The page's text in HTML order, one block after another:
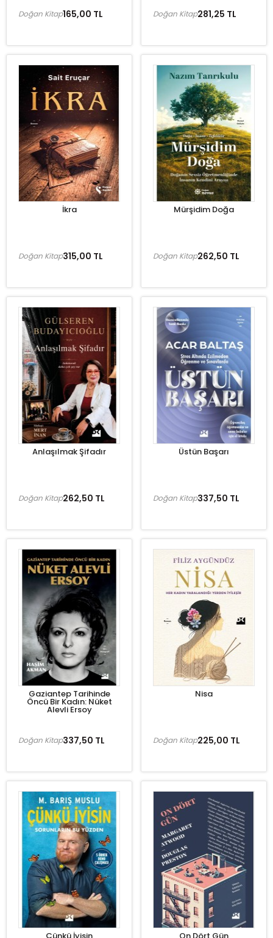
165,00 TL
Doğan Kitap 281,25 TL
Doğan Kitap
İkra
315,00 TL
Doğan Kitap
Mürşidim Doğa
262,50 TL
Doğan Kitap
Anlaşılmak Şifadır
262,50 TL
Doğan Kitap
Üstün Başarı
337,50 TL
Doğan Kitap
Gaziantep Tarihinde
Öncü Bir Kadın: Nüket
Alevli Ersoy
337,50 TL
Doğan Kitap
Nisa
225,00 TL
Doğan Kitap